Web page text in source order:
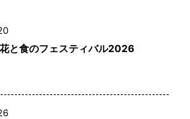
と食のフェスティバル2026